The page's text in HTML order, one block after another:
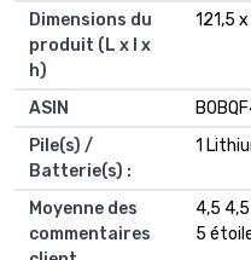
Dimensions du
produit (L x l x
h)
‎121,5
ASIN
Pile(s) /
Batterie(s) :
1
Moyenne des
commentaires
4,5
5